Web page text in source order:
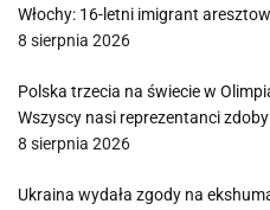
Włochy: 16-letni imigrant
8 sierpnia 2026
Polska trzecia na świecie w
Wszyscy nasi reprezentanci
8 sierpnia 2026
Ukraina wydała zgody na